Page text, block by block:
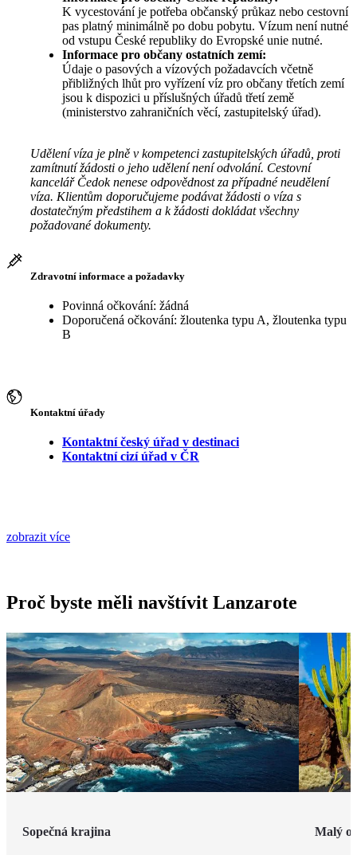
K vycestování je potřeba občanský průkaz nebo cestovní
pas platný minimálně po dobu pobytu. Vízum není nutné
od vstupu České republiky do Evropské unie nutné.
Informace pro občany ostatních zemí:
Údaje o pasových a vízových požadavcích včetně
přibližných lhůt pro vyřízení víz pro občany třetích zemí
jsou k dispozici u příslušných úřadů třetí země
(ministerstvo zahraničních věcí, zastupitelský úřad).
Udělení víza je plně v kompetenci zastupitelských úřadů, proti
zamítnutí žádosti o jeho udělení není odvolání. Cestovní
kancelář Čedok nenese odpovědnost za případné neudělení
víza. Klientům doporučujeme podávat žádosti o víza s
dostatečným předstihem a k žádosti dokládat všechny
požadované dokumenty.
Zdravotní informace a požadavky
Povinná očkování: žádná
Doporučená očkování: žloutenka typu A, žloutenka typu
B
Kontaktní úřady
Kontaktní český úřad v destinaci
Kontaktní cizí úřad v ČR
zobrazit více
Proč byste měli navštívit Lanzarote
Sopečná krajina Malý